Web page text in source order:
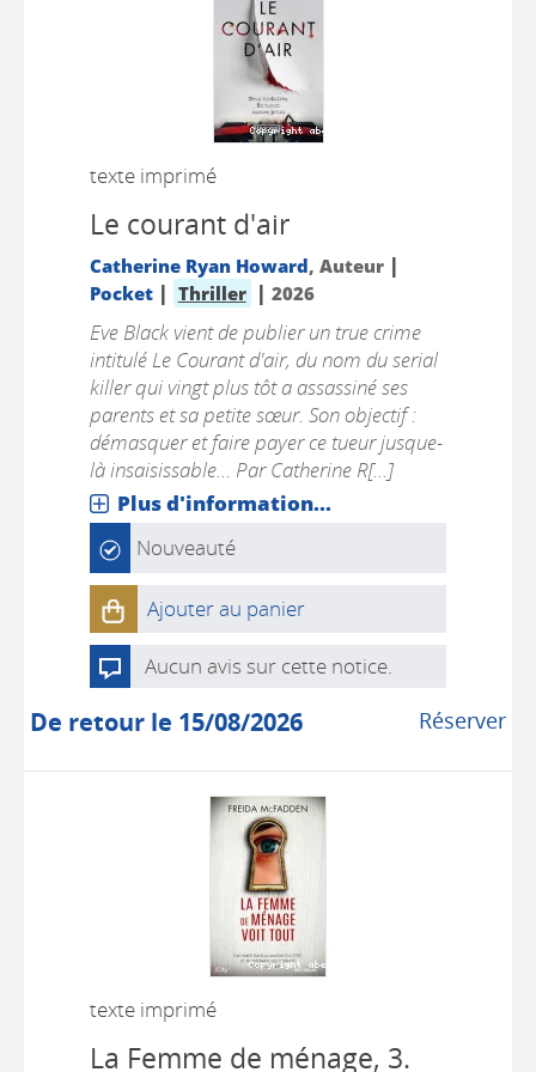
texte imprimé
Le courant d'air
Catherine Ryan Howard, Auteur |
Pocket| Thriller | 2026
Eve Black vient de publier un true crime
intitulé Le Courant d'air, du nom du serial
killer qui vingt plus tôt a assassiné ses
parents et sa petite sœur. Son objectif :
démasquer et faire payer ce tueur jusque-
là insaisissable... Par Catherine R[...]
Plus d'information...
Nouveauté
Ajouter au panier
Aucun avis sur cette notice.
Réserver
De retour le 15/08/2026
texte imprimé
La Femme de ménage, 3.